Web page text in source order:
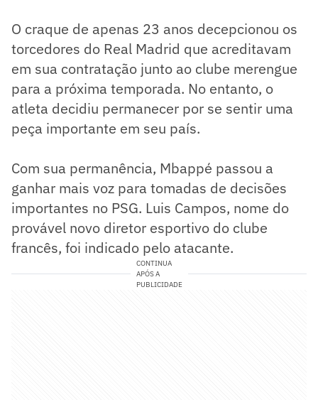
O craque de apenas 23 anos decepcionou os
torcedores do Real Madrid que acreditavam
em sua contratação junto ao clube merengue
para a próxima temporada. No entanto, o
atleta decidiu permanecer por se sentir uma
peça importante em seu país.
Com sua permanência, Mbappé passou a
ganhar mais voz para tomadas de decisões
importantes no PSG. Luis Campos, nome do
provável novo diretor esportivo do clube
francês, foi indicado pelo atacante.
CONTINUA
APÓS A
PUBLICIDADE